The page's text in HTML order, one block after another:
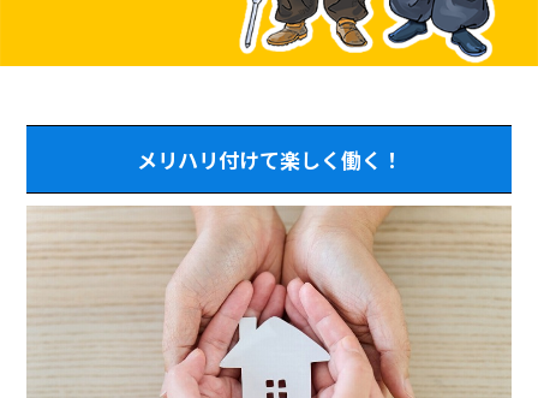
メリハリ付けて楽しく働く！